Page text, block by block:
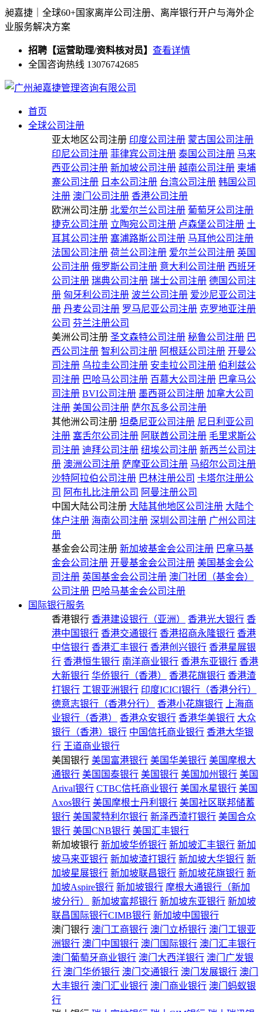
昶嘉捷｜全球60+国家离岸公司注册、离岸银行开户与海外企
业服务解决方案
招聘【运营助理/资料核对员】 查看详情
全国咨询热线 13076742685
首页
全球公司注册
亚太地区公司注册 印度公司注册 蒙古国公司注册
印尼公司注册 菲律宾公司注册 泰国公司注册 马来
西亚公司注册 新加坡公司注册 越南公司注册 柬埔
寨公司注册 日本公司注册 台湾公司注册 韩国公司
注册 澳门公司注册 香港公司注册
欧洲公司注册 北爱尔兰公司注册 葡萄牙公司注册
捷克公司注册 立陶宛公司注册 卢森堡公司注册 土
耳其公司注册 塞浦路斯公司注册 马耳他公司注册
法国公司注册 荷兰公司注册 爱尔兰公司注册 英国
公司注册 俄罗斯公司注册 意大利公司注册 西班牙
公司注册 瑞典公司注册 瑞士公司注册 德国公司注
册 匈牙利公司注册 波兰公司注册 爱沙尼亚公司注
册 丹麦公司注册 罗马尼亚公司注册 克罗地亚注册
公司 芬兰注册公司
美洲公司注册 圣文森特公司注册 秘鲁公司注册 巴
西公司注册 智利公司注册 阿根廷公司注册 开曼公
司注册 乌拉圭公司注册 安圭拉公司注册 伯利兹公
司注册 巴哈马公司注册 百慕大公司注册 巴拿马公
司注册 BVI公司注册 墨西哥公司注册 加拿大公司
注册 美国公司注册 萨尔瓦多公司注册
其他洲公司注册 坦桑尼亚公司注册 尼日利亚公司
注册 塞舌尔公司注册 阿联酋公司注册 毛里求斯公
司注册 迪拜公司注册 纽埃公司注册 新西兰公司注
册 澳洲公司注册 萨摩亚公司注册 马绍尔公司注册
沙特阿拉伯公司注册 巴林注册公司 卡塔尔注册公
司 阿布扎比注册公司 阿曼注册公司
中国大陆公司注册 大陆其他地区公司注册 大陆个
体户注册 海南公司注册 深圳公司注册 广州公司注
册
基金会公司注册 新加坡基金会公司注册 巴拿马基
金会公司注册 开曼基金会公司注册 美国基金会公
司注册 英国基金会公司注册 澳门社团（基金会）
公司注册 巴哈马基金会公司注册
国际银行服务
香港银行 香港建设银行（亚洲） 香港光大银行 香
港中国银行 香港交通银行 香港招商永隆银行 香港
中信银行 香港汇丰银行 香港创兴银行 香港星展银
行 香港恒生银行 南洋商业银行 香港东亚银行 香港
大新银行 华侨银行（香港） 香港花旗银行 香港渣
打银行 工银亚洲银行 印度ICICI银行（香港分行）
德意志银行（香港分行）
香港小花旗银行
上海商
业银行（香港）
香港众安银行 香港华美银行 大众
银行（香港）银行 中国信托商业银行 香港大华银
行 王道商业银行
美国银行 美国富港银行 美国华美银行 美国摩根大
通银行 美国国泰银行 美国银行 美国加州银行 美国
Arival银行 CTBC信托商业银行 美国水星银行 美国
Axos银行 美国摩根士丹利银行 美国社区联邦储蓄
银行 美国蒙特利尔银行 新泽西渣打银行 美国合众
银行 美国CNB银行 美国汇丰银行
新加坡银行 新加坡华侨银行 新加坡汇丰银行 新加
坡马来亚银行 新加坡渣打银行 新加坡大华银行 新
加坡星展银行 新加坡联昌银行 新加坡花旗银行 新
加坡Aspire银行 新加坡银行 摩根大通银行（新加
坡分行）
新加坡富邦银行 新加坡东亚银行 新加坡
联昌国际银行CIMB银行 新加坡中国银行
澳门银行 澳门工商银行 澳门立桥银行 澳门工银亚
洲银行 澳门中国银行 澳门国际银行 澳门汇丰银行
澳门葡萄牙商业银行 澳门大西洋银行 澳门广发银
行 澳门华侨银行 澳门交通银行 澳门发展银行 澳门
大丰银行 澳门汇业银行 澳门商业银行 澳门蚂蚁银
行